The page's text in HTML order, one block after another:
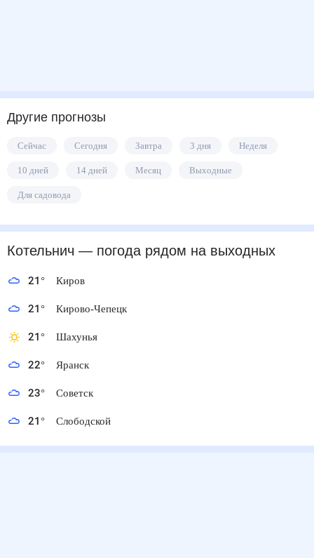
Другие прогнозы
Сейчас Сегодня Завтра 3 дня Неделя
10 дней 14 дней Месяц Выходные
Для садовода
Котельнич — погода рядомна выходных
21° Киров
21° Кирово-Чепецк
21° Шахунья
22° Яранск
23° Советск
21° Слободской